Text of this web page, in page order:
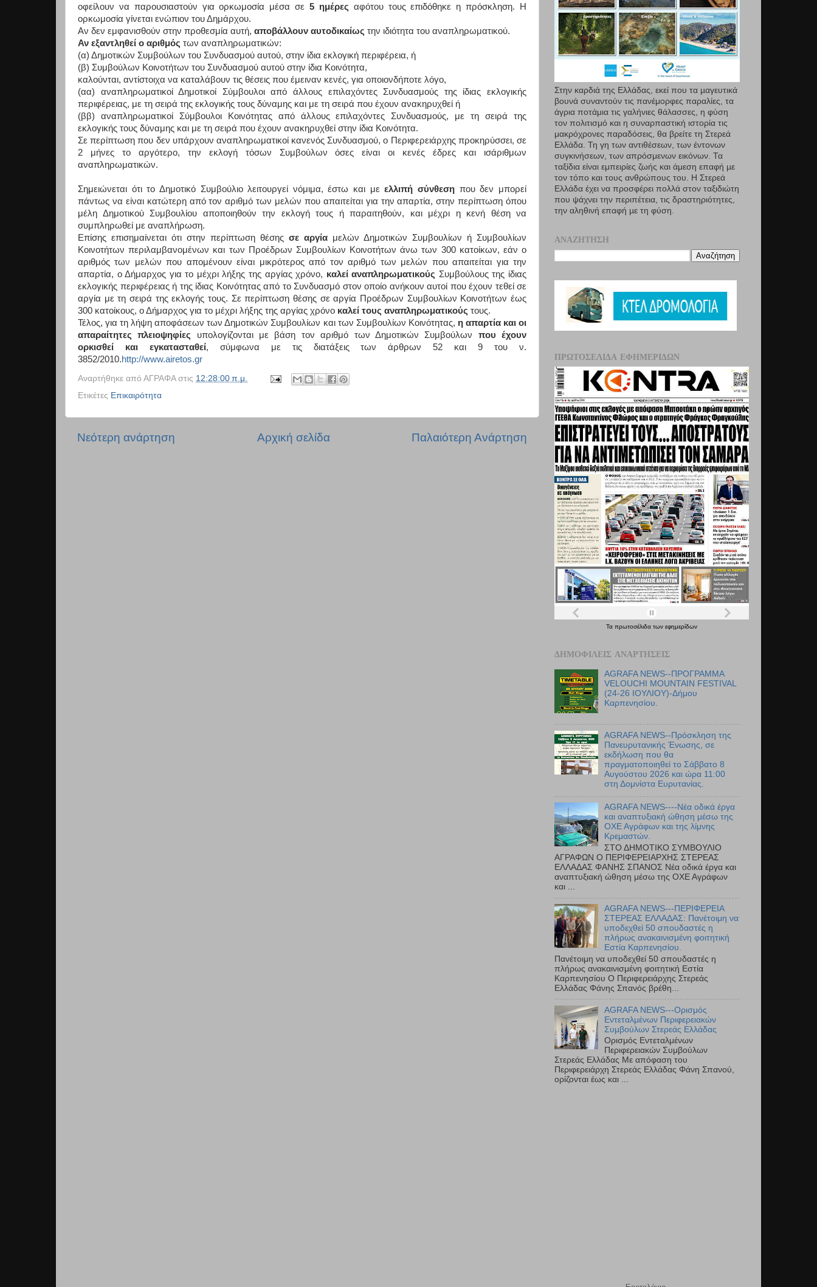
οφείλουν να παρουσιαστούν για ορκωμοσία μέσα σε 5 ημέρες αφότου τους επιδόθηκε η πρόσκληση. Η
ορκωμοσία γίνεται ενώπιον του Δημάρχου.
Αν δεν εμφανισθούν στην προθεσμία αυτή, αποβάλλουν αυτοδικαίως την ιδιότητα του αναπληρωματικού.
Αν εξαντληθεί ο αριθμός των αναπληρωματικών:
(α) Δημοτικών Συμβούλων του Συνδυασμού αυτού, στην ίδια εκλογική περιφέρεια, ή
(β) Συμβούλων Κοινοτήτων του Συνδυασμού αυτού στην ίδια Κοινότητα,
καλούνται, αντίστοιχα να καταλάβουν τις θέσεις που έμειναν κενές, για οποιονδήποτε λόγο,
(αα) αναπληρωματικοί Δημοτικοί Σύμβουλοι από άλλους επιλαχόντες Συνδυασμούς της ίδιας εκλογικής
περιφέρειας, με τη σειρά της εκλογικής τους δύναμης και με τη σειρά που έχουν ανακηρυχθεί ή
(ββ) αναπληρωματικοί Σύμβουλοι Κοινότητας από άλλους επιλαχόντες Συνδυασμούς, με τη σειρά της
εκλογικής τους δύναμης και με τη σειρά που έχουν ανακηρυχθεί στην ίδια Κοινότητα.
Σε περίπτωση που δεν υπάρχουν αναπληρωματικοί κανενός Συνδυασμού, ο Περιφερειάρχης προκηρύσσει, σε
2 μήνες το αργότερο, την εκλογή τόσων Συμβούλων όσες είναι οι κενές έδρες και ισάριθμων
αναπληρωματικών.
Σημειώνεται ότι το Δημοτικό Συμβούλιο λειτουργεί νόμιμα, έστω και μεελλιπή σύνθεση που δεν μπορεί
πάντως να είναι κατώτερη από τον αριθμό των μελών που απαιτείται για την απαρτία, στην περίπτωση όπου
μέλη Δημοτικού Συμβουλίου αποποιηθούν την εκλογή τους ή παραιτηθούν, και μέχρι η κενή θέση να
συμπληρωθεί με αναπλήρωση.
Επίσης επισημαίνεται ότι στην περίπτωση θέσης σε αργία μελών Δημοτικών Συμβουλίων ή Συμβουλίων
Κοινοτήτων περιλαμβανομένων και των Προέδρων Συμβουλίων Κοινοτήτων άνω των 300 κατοίκων, εάν ο
αριθμός των μελών που απομένουν είναι μικρότερος από τον αριθμό των μελών που απαιτείται για την
απαρτία, ο Δήμαρχος για το μέχρι λήξης της αργίας χρόνο, καλεί αναπληρωματικούς Συμβούλους της ίδιας
εκλογικής περιφέρειας ή της ίδιας Κοινότητας από το Συνδυασμό στον οποίο ανήκουν αυτοί που έχουν τεθεί σε
αργία με τη σειρά της εκλογής τους. Σε περίπτωση θέσης σε αργία Προέδρων Συμβουλίων Κοινοτήτων έως
300 κατοίκους, ο Δήμαρχος για το μέχρι λήξης της αργίας χρόνο καλεί τους αναπληρωματικούς τους.
Τέλος, για τη λήψη αποφάσεων των Δημοτικών Συμβουλίων και των Συμβουλίων Κοινότητας, η απαρτία και οι
απαραίτητες πλειοψηφίες υπολογίζονται με βάση τον αριθμό των Δημοτικών Συμβούλων που έχουν
ορκισθεί και εγκατασταθεί, σύμφωνα με τις διατάξεις των άρθρων 52 και 9 του ν.
3852/2010.http://www.airetos.gr
Αναρτήθηκε από ΑΓΡΑΦΑ στις 12:28:00 π.μ.
Ετικέτες Επικαιρότητα
Νεότερη ανάρτηση Παλαιότερη Ανάρτηση
Αρχική σελίδα
Στην καρδιά της Ελλάδας, εκεί που τα µαγευτικά
βουνά συναντούν τις πανέμορφες παραλίες, τα
άγρια ποτάμια τις γαλήνιες θάλασσες, η φύση
τον πολιτισμό και η συναρπαστική ιστορία τις
μακρόχρονες παραδόσεις, θα βρείτε τη Στερεά
Ελλάδα. Τη γη των αντιθέσεων, των έντονων
συγκινήσεων, των απρόσμενων εικόνων. Τα
ταξίδια είναι εμπειρίες ζωής και άμεση επαφή µε
τον τόπο και τους ανθρώπους του. Η Στερεά
Ελλάδα έχει να προσφέρει πολλά στον ταξιδιώτη
που ψάχνει την περιπέτεια, τις δραστηριότητες,
την αληθινή επαφή µε τη φύση.
ΑΝΑΖΉΤΗΣΗ
ΠΡΩΤΟΣΈΛΙΔΑ ΕΦΗΜΕΡΊΔΩΝ
Τα πρωτοσέλιδα των εφημερίδων
ΔΗΜΟΦΙΛΕΊΣ ΑΝΑΡΤΉΣΕΙΣ
AGRAFA NEWS--ΠΡΟΓΡΑΜΜΑ
VELOUCHI MOUNTAIN FESTIVAL
(24-26 ΙΟΥΛΙΟΥ)-Δήμου
Καρπενησίου.
AGRAFA NEWS--Πρόσκληση της
Πανευρυτανικής Ένωσης, σε
εκδήλωση που θα
πραγματοποιηθεί το Σάββατο 8
Αυγούστου 2026 και ώρα 11:00
στη Δομνίστα Ευρυτανίας.
AGRAFA NEWS----Νέα οδικά έργα
και αναπτυξιακή ώθηση μέσω της
ΟΧΕ Αγράφων και της λίμνης
Κρεμαστών.
ΣΤΟ ΔΗΜΟΤΙΚΟ ΣΥΜΒΟΥΛΙΟ
ΑΓΡΑΦΩΝ Ο ΠΕΡΙΦΕΡΕΙΑΡΧΗΣ ΣΤΕΡΕΑΣ
ΕΛΛΑΔΑΣ ΦΑΝΗΣ ΣΠΑΝΟΣ Νέα οδικά έργα και
αναπτυξιακή ώθηση μέσω της ΟΧΕ Αγράφων
και ...
AGRAFA NEWS---ΠΕΡΙΦΕΡΕΙΑ
ΣΤΕΡΕΑΣ ΕΛΛΑΔΑΣ: Πανέτοιμη να
υποδεχθεί 50 σπουδαστές η
πλήρως ανακαινισμένη φοιτητική
Εστία Καρπενησίου.
Πανέτοιμη να υποδεχθεί 50 σπουδαστές η
πλήρως ανακαινισμένη φοιτητική Εστία
Καρπενησίου Ο Περιφερειάρχης Στερεάς
Ελλάδας Φάνης Σπανός βρέθη...
AGRAFA NEWS---Ορισμός
Εντεταλμένων Περιφερειακών
Συμβούλων Στερεάς Ελλάδας
Ορισμός Εντεταλμένων
Περιφερειακών Συμβούλων
Στερεάς Ελλάδας Με απόφαση του
Περιφερειάρχη Στερεάς Ελλάδας Φάνη Σπανού,
ορίζονται έως και ...